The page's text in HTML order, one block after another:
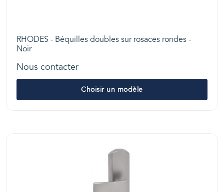
RHODES - Béquilles doubles sur rosaces rondes -
Noir
Nous contacter
Choisir un modèle